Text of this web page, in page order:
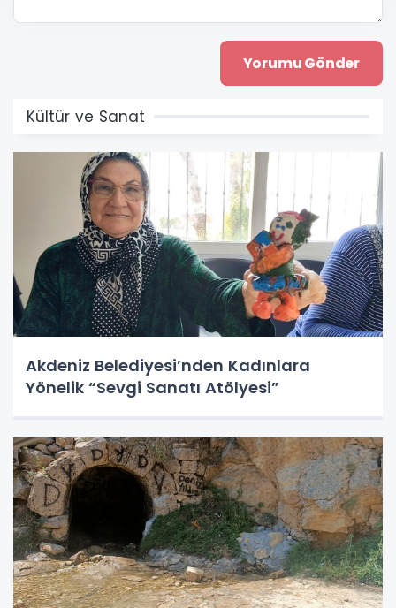
Kültür ve Sanat
Akdeniz Belediyesi’nden Kadınlara
Yönelik “Sevgi Sanatı Atölyesi”